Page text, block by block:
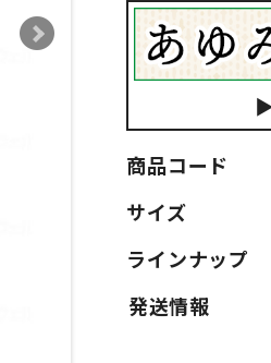
商品コード
サイズ
ラインナップ